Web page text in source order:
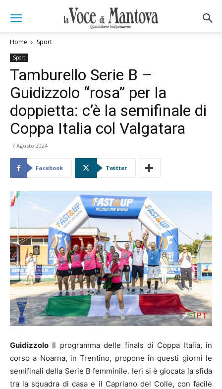
Home Sport
Sport
Tamburello Serie B –
Guidizzolo “rosa” per la
doppietta: c’è la semifinale di
Coppa Italia col Valgatara
7 Agosto 2024
Facebook Twitter
Guidizzolo Il programma delle finals di Coppa Italia, in
corso a Noarna, in Trentino, propone in questi giorni le
semifinali della Serie B femminile. Ieri si è giocata la sfida
tra la squadra di casa e il Capriano del Colle, con facile